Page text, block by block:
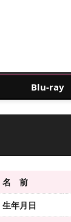
Blu-ray
名 前
生年月日